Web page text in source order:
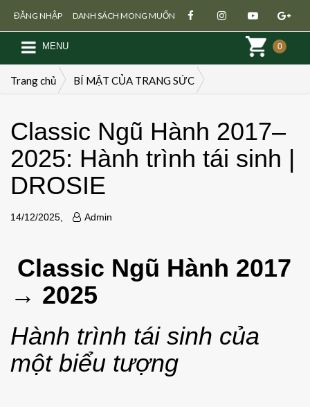
DANH SÁCH MONG MUỐN
ĐĂNG NHẬP
MENU 0
Trang chủ BÍ MẬT CỦA TRANG SỨC
Classic Ngũ Hành 2017–
2025: Hành trình tái sinh |
DROSIE
14/12/2025, Admin
Classic Ngũ Hành 2017
→ 2025
Hành trình tái sinh của
một biểu tượng